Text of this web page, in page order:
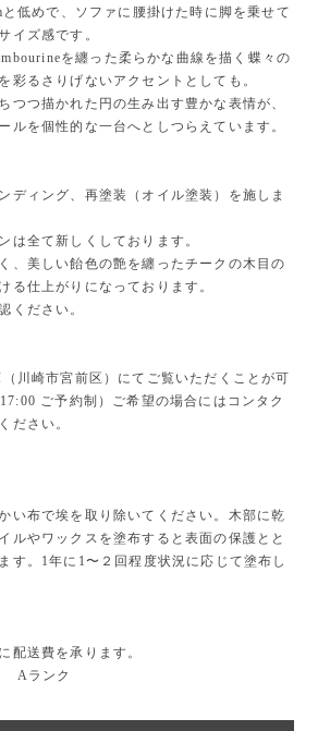
低めで、ソファに腰掛けた時に脚を乗せて
イズ感です。
を纏った柔らかな曲線を描く蝶々の
彩るさりげないアクセントとしても。
つつ描かれた円の生み出す豊かな表情が、
ルを個性的な一台へとしつらえています。
ディング、再塗装（オイル塗装）を施しま
は全て新しくしております。
、美しい飴色の艶を纏ったチークの木目の
る仕上がりになっております。
ください。
川崎市宮前区）にてご覧いただくことが可
ご予約制）ご希望の場合にはコンタク
ださい。
い布で埃を取り除いてください。木部に乾
ルやワックスを塗布すると表面の保護とと
す。1年に1〜２回程度状況に応じて塗布し
配送費を承ります。
Aランク